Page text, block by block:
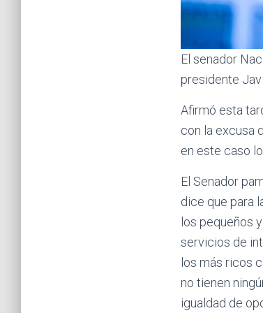
El senador
presidente
Afirmó esta
con la excusa
en este caso
El Senador
dice que para
los pequeños
servicios de
los más ricos
no tienen
igualdad de